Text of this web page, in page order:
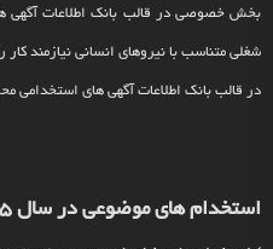
بخش خصوصی در قالب بانک اطلاعات آگهی
شغلی متناسب با نیروهای انسانی نیازمند
در قالب بانک اطلاعات آگهی های استخدامی
استخدام های موضوعی در سال 1405